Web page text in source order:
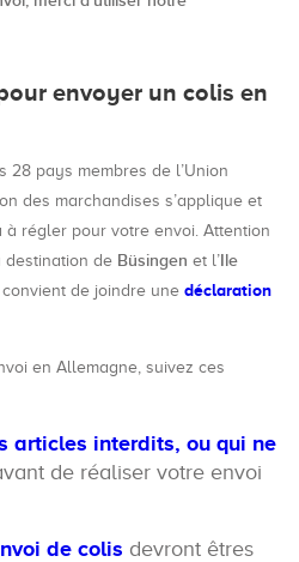
envoyer un colis en
28 pays membres de l’Union
des marchandises s’applique et
à régler pour votre envoi. Attention
destination de Büsingen et l’Ile
de joindre une déclaration
en Allemagne, suivez ces
articles interdits, ou qui ne
de réaliser votre envoi
de colis devront êtres